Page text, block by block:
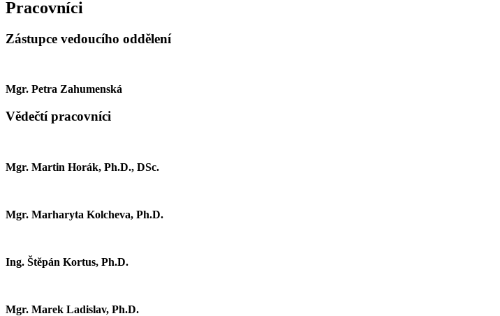
Pracovníci
Zástupce vedoucího oddělení
Mgr. Petra Zahumenská
Vědečtí pracovníci
Mgr. Martin Horák, Ph.D., DSc.
Mgr. Marharyta Kolcheva, Ph.D.
Ing. Štěpán Kortus, Ph.D.
Mgr. Marek Ladislav, Ph.D.